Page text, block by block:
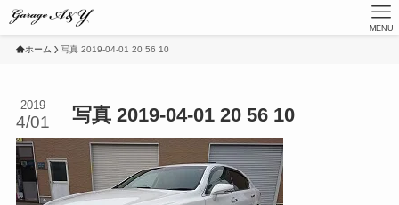
MENU
ホーム 写真 2019-04-01 20 56 10
写真 2019-04-01 20 56 10
2019
4/01